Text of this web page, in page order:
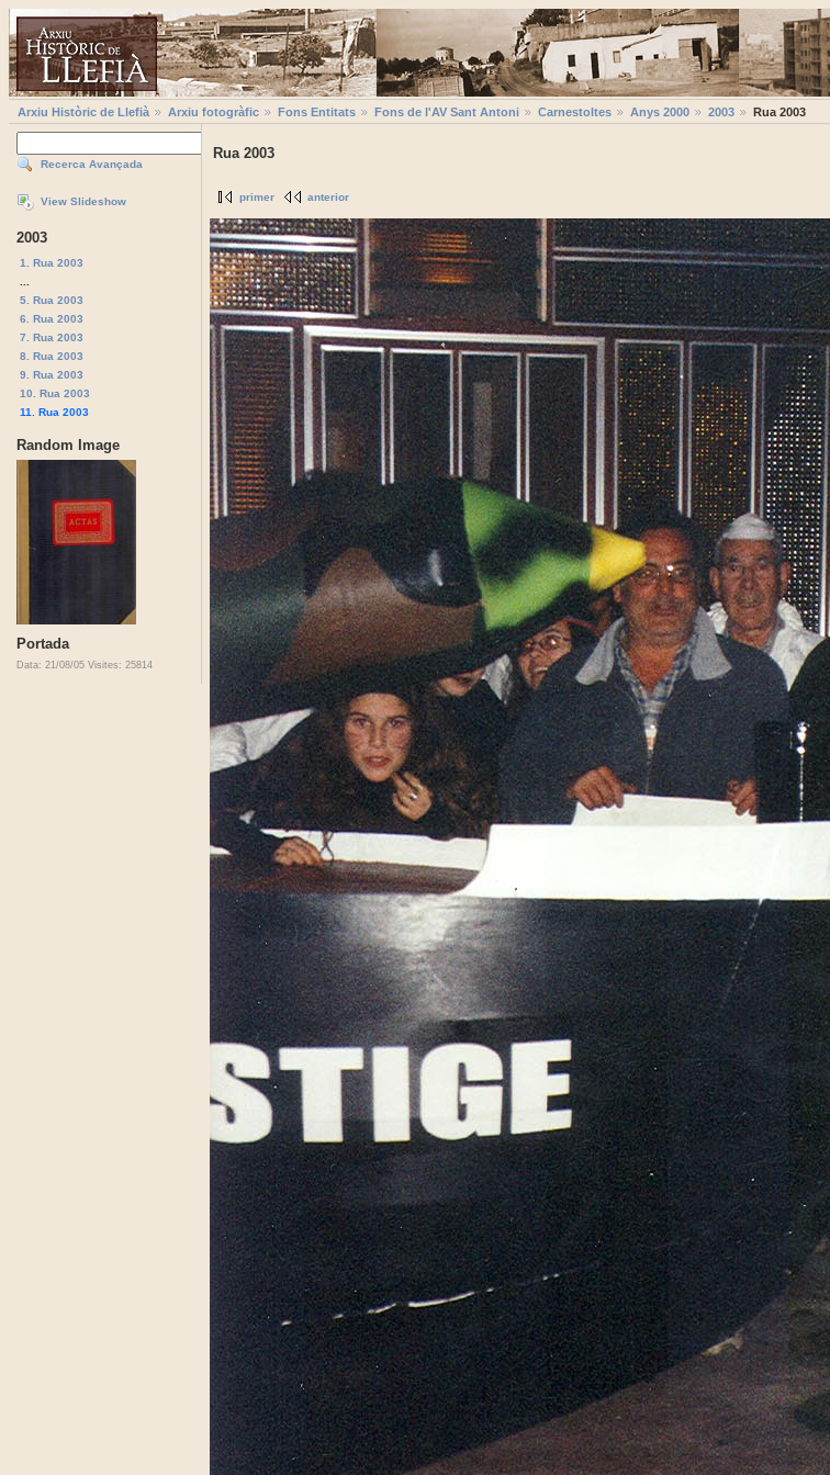
Arxiu Històric de Llefià Arxiu fotogràfic Fons Entitats Fons de l'AV Sant Antoni Carnestoltes Anys 2000 2003 Rua 2003
Recerca Avançada
View Slideshow
2003
1. Rua 2003
5. Rua 2003
6. Rua 2003
7. Rua 2003
8. Rua 2003
9. Rua 2003
10. Rua 2003
11. Rua 2003
Random Image
Portada
Data: 21/08/05 Visites: 25814
Rua 2003
primer anterior